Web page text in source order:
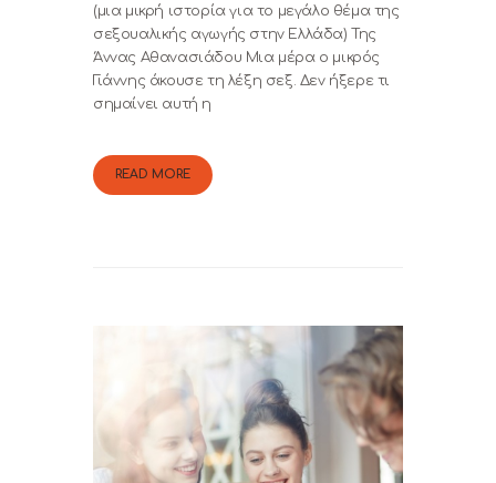
(μια μικρή ιστορία για το μεγάλο θέμα της
σεξουαλικής αγωγής στην Ελλάδα) Της
Άννας Αθανασιάδου Μια μέρα ο μικρός
Γιάννης άκουσε τη λέξη σεξ. Δεν ήξερε τι
σημαίνει αυτή η
READ MORE